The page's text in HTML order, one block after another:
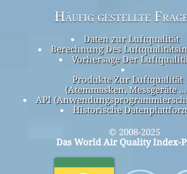
Häufig gestellte
Daten zur Luftqualität
Berechnung Des
Vorhersage Der
Produkte Zur Luftqualität
(Atemmasken, Messgeräte
API
Historische
© 2008-2025
Das World Air Quality Index-